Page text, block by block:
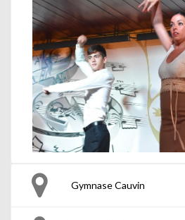
Gymnase Cauvin